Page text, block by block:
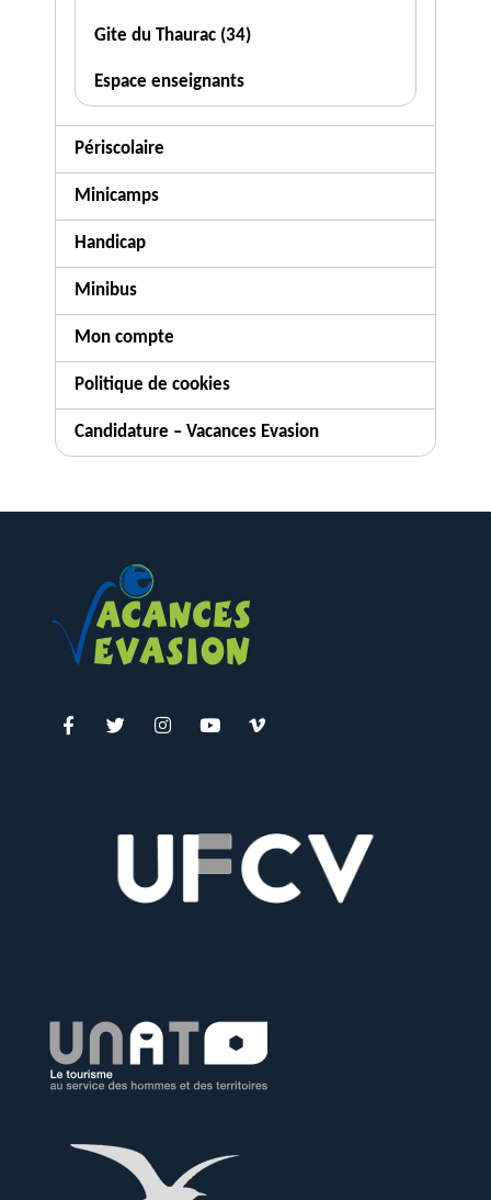
Gite du Thaurac (34)
Espace enseignants
Périscolaire
Minicamps
Handicap
Minibus
Mon compte
Politique de cookies
Candidature – Vacances Evasion